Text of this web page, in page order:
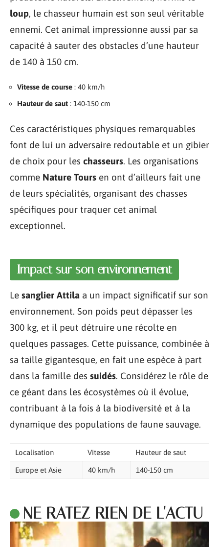
loup, le chasseur humain est son seul véritable
ennemi. Cet animal impressionne aussi par sa
capacité à sauter des obstacles d’une hauteur
de 140 à 150 cm.
Vitesse de course : 40 km/h
Hauteur de saut : 140-150 cm
Ces caractéristiques physiques remarquables
font de lui un adversaire redoutable et un gibier
de choix pour les chasseurs. Les organisations
comme Nature Tours en ont d’ailleurs fait une
de leurs spécialités, organisant des chasses
spécifiques pour traquer cet animal
exceptionnel.
Impact sur son environnement
Le sanglier Attila a un impact significatif sur son
environnement. Son poids peut dépasser les
300 kg, et il peut détruire une récolte en
quelques passages. Cette puissance, combinée à
sa taille gigantesque, en fait une espèce à part
dans la famille des suidés. Considérez le rôle de
ce géant dans les écosystèmes où il évolue,
contribuant à la fois à la biodiversité et à la
dynamique des populations de faune sauvage.
Localisation Vitesse Hauteur de saut
Europe et Asie 40 km/h 140-150 cm
NE RATEZ RIEN DE L'ACTU